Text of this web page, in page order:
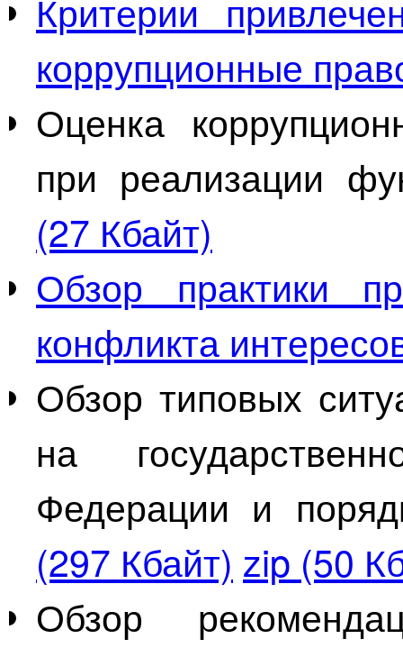
Критерии
коррупционные
Оценка
при реализации
(27 Кбайт)
Обзор практики
конфликта
Обзор типовых
на
Федерации и
(297 Кбайт) zip (50
Обзор